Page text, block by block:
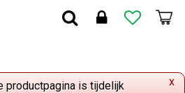
x
productpagina is tijdelijk